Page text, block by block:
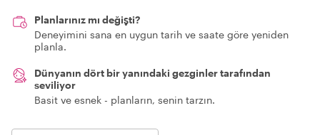
Planlarınız mı değişti?
Deneyimini sana en uygun tarih ve saate göre yeniden
planla.
Dünyanın dört bir yanındaki gezginler tarafından
seviliyor
Basit ve esnek - planların, senin tarzın.